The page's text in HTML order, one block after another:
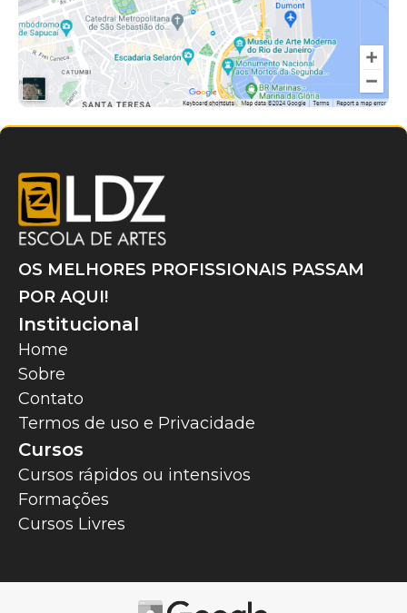
OS MELHORES PROFISSIONAIS PASSAM
POR AQUI!
Institucional
Home
Sobre
Contato
Termos de uso e Privacidade
Cursos
Cursos rápidos ou intensivos
Formações
Cursos Livres